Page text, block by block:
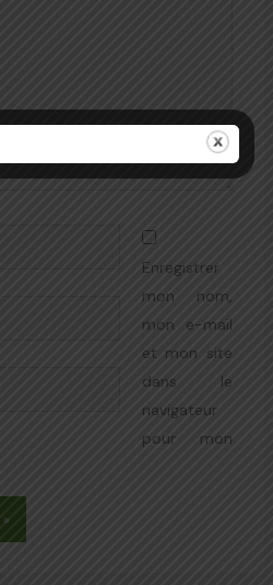
Enregistrer
mon nom,
mon e-mail
et mon site
dans le
navigateur
pour mon